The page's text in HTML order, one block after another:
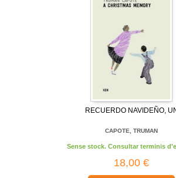
RECUERDO NAVIDEÑO,
CAPOTE, TRUMAN
Sense stock. Consultar terminis
18,00 €